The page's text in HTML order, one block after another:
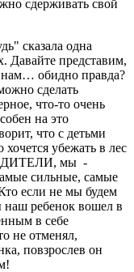
сдерживать свой
сказала одна
Давайте представим,
нам… обидно правда?
сделать
что-то очень
на это
что с детьми
убежать в лес
мы -
сильные, самые
если не мы будем
наш ребенок вошел в
в себе
не отменял,
повзрослев он